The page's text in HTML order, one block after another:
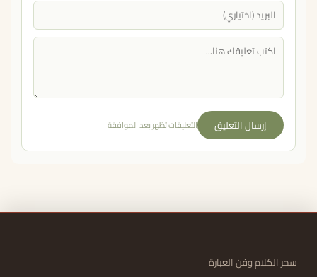
إرسال التعليق التعليقات تظهر بعد الموافقة
سحر الكلام وفن العبارة